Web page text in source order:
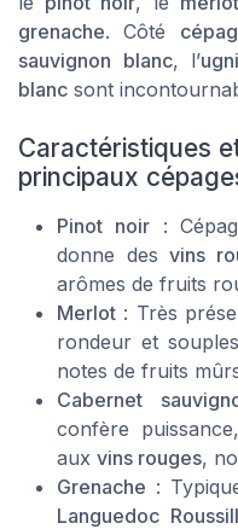
grenache. Côté
sauvignon blanc, l’
blanc sont
Caractéristiques
principaux
Pinot noir:
donne desvins
arômes de fruits
Merlot : Très
rondeur et
notes de fruits
Cabernet
confère
aux vins rouges,
Grenache :
Languedoc